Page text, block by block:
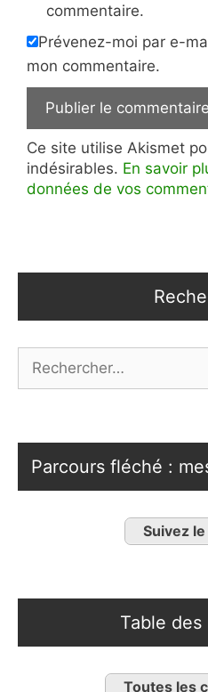
commentaire.
Prévenez-moi par e-
mon commentaire.
Ce site utilise Akismet
indésirables. En savoir
données de vos
Parcours fléché :
Suivez
Table des
Toutes les